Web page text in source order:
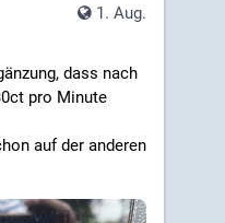
1. Aug.
dass nach
pro Minute
auf der anderen